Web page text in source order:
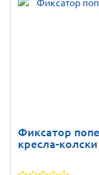
Фиксатор
кресла-колски